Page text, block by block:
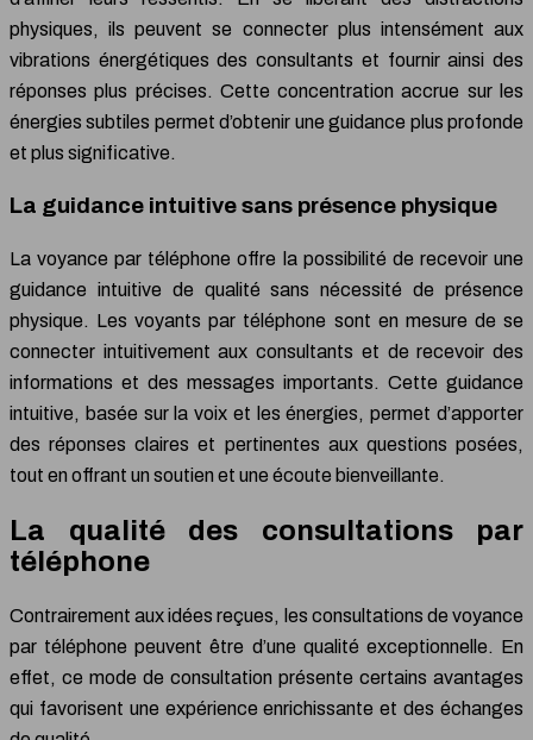
physiques, ils peuvent se connecter plus intensément aux
vibrations énergétiques des consultants et fournir ainsi des
réponses plus précises. Cette concentration accrue sur les
énergies subtiles permet d’obtenir une guidance plus profonde
et plus significative.
La guidance intuitive sans présence physique
La voyance par téléphone offre la possibilité de recevoir une
guidance intuitive de qualité sans nécessité de présence
physique. Les voyants par téléphone sont en mesure de se
connecter intuitivement aux consultants et de recevoir des
informations et des messages importants. Cette guidance
intuitive, basée sur la voix et les énergies, permet d’apporter
des réponses claires et pertinentes aux questions posées,
tout en offrant un soutien et une écoute bienveillante.
La qualité des consultations par
téléphone
Contrairement aux idées reçues, les consultations de voyance
par téléphone peuvent être d’une qualité exceptionnelle. En
effet, ce mode de consultation présente certains avantages
qui favorisent une expérience enrichissante et des échanges